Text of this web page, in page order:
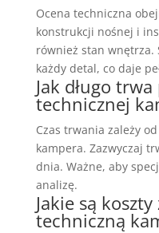
Ocena techniczna
konstrukcji nośnej i
również stan wnętrza.
każdy detal, co daje
Jak długo
technicznej
Czas trwania zależy
kampera. Zazwyczaj
dnia. Ważne, aby
analizę.
Jakie są
techniczną